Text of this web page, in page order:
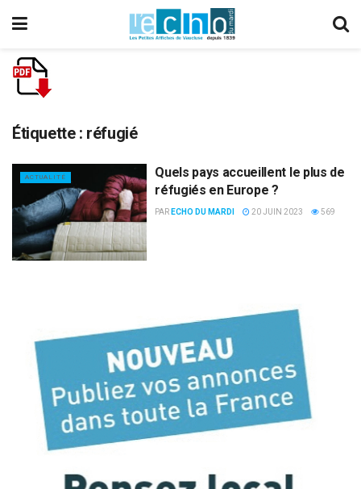
Étiquette : réfugié
ACTUALITÉ
Quels pays accueillent le plus de
réfugiés en Europe ?
PAR ECHO DU MARDI 20 JUIN 2023 569